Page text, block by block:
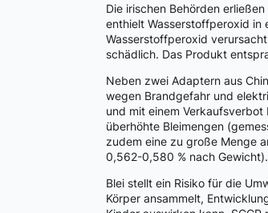
Die irischen Behörden
enthielt Wasserstoffperoxid in
Wasserstoffperoxid
schädlich. Das Produkt
Neben zwei Adaptern aus
wegen Brandgefahr und
und mit einem
überhöhte Bleimengen
zudem eine zu große Menge
0,562-0,580 % nach Gewicht).
Blei stellt ein Risiko für die
Körper ansammelt,